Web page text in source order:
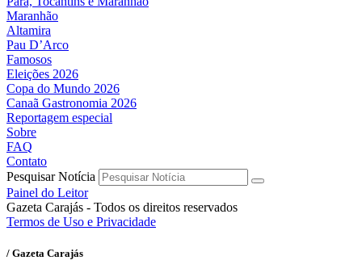
Maranhão
Altamira
Pau D’Arco
Famosos
Eleições 2026
Copa do Mundo 2026
Canaã Gastronomia 2026
Reportagem especial
Sobre
FAQ
Contato
Pesquisar Notícia
Painel do Leitor
Gazeta Carajás - Todos os direitos reservados
Termos de Uso e Privacidade
/ Gazeta Carajás